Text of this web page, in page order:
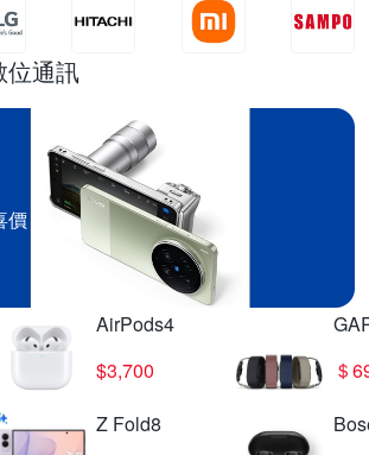
位通訊
價
AirPods4
$3,700
＄
Z Fold8